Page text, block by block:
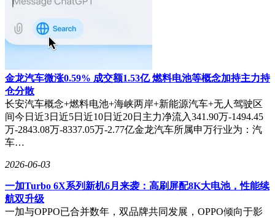
金龙汽车微涨0.59% 成交额1.53亿 燃料电池等概念加持主力持
仓分散
长安汽车概念+燃料电池+海峡两岸+新能源汽车+无人驾驶区
间今日近3日近5日近10日近20日主力净流入341.90万-1494.45
万-2843.08万-8337.05万-2.77亿金龙汽车所属申万行业为：汽
车…
2026-06-03
一加Turbo 6X系列新机6月来袭：高刷屏配8K大电池，性能续
航双升级
一加与OPPO已合并数年，双品牌共同发展，OPPO倾向于影